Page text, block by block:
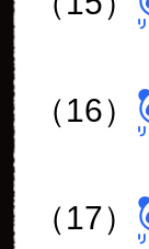
（16）
（17）